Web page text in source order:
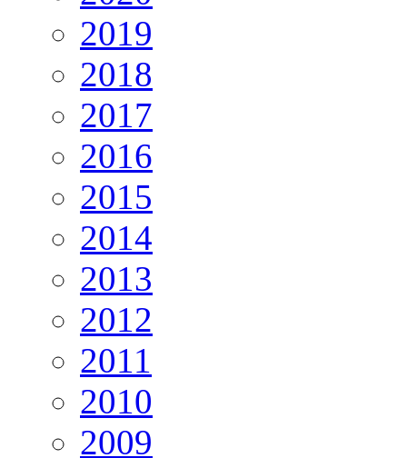
2019
2018
2017
2016
2015
2014
2013
2012
2011
2010
2009